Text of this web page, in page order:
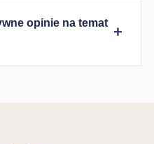
opinie na temat